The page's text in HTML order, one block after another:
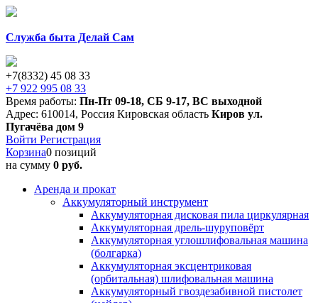
Служба быта Делай Сам
+7(8332) 45 08 33
+7 922 995 08 33
Время работы: Пн-Пт 09-18, СБ 9-17, ВС выходной
Адрес: 610014, Россия Кировская область Киров ул.
Пугачёва дом 9
Войти Регистрация
Корзина0 позиций
на сумму 0 руб.
Аренда и прокат
Аккумуляторный инструмент
Аккумуляторная дисковая пила циркулярная
Аккумуляторная дрель-шуруповёрт
Аккумуляторная углошлифовальная машина
(болгарка)
Аккумуляторная эксцентриковая
(орбитальная) шлифовальная машина
Аккумуляторный гвоздезабивной пистолет